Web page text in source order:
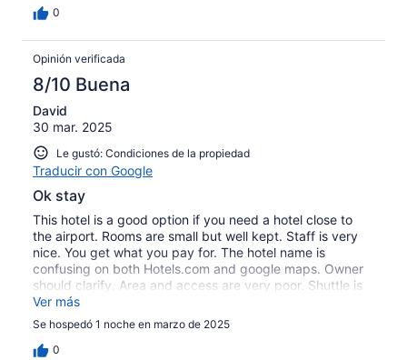
0
Opinión verificada
8/10 Buena
David
30 mar. 2025
Le gustó: Condiciones de la propiedad
Traducir con Google
Ok stay
This hotel is a good option if you need a hotel close to
the airport. Rooms are small but well kept. Staff is very
nice. You get what you pay for. The hotel name is
confusing on both Hotels.com and google maps. Owner
should clarify. Area and access are very poor. Shuttle is
good.
Ver más
Se hospedó 1 noche en marzo de 2025
0